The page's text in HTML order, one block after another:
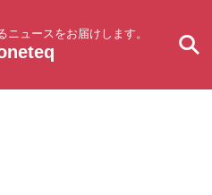
ュースをお届けします。